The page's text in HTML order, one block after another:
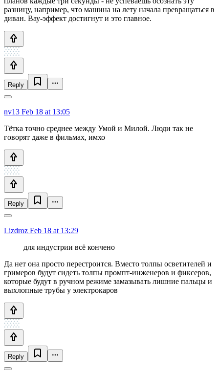
разницу, например, что машина на лету начала превращаться в
диван. Вау-эффект достигнут и это главное.
Reply
nv13 Feb 18 at 13:05
Тётка точно среднее между Умой и Милой. Люди так не
говорят даже в фильмах, имхо
Reply
Lizdroz Feb 18 at 13:29
для индустрии всё кончено
Да нет она просто перестроится. Вместо толпы осветителей и
гримеров будут сидеть толпы промпт-инженеров и фиксеров,
которые будут в ручном режиме замазывать лишние пальцы и
выхлопные трубы у электрокаров
Reply